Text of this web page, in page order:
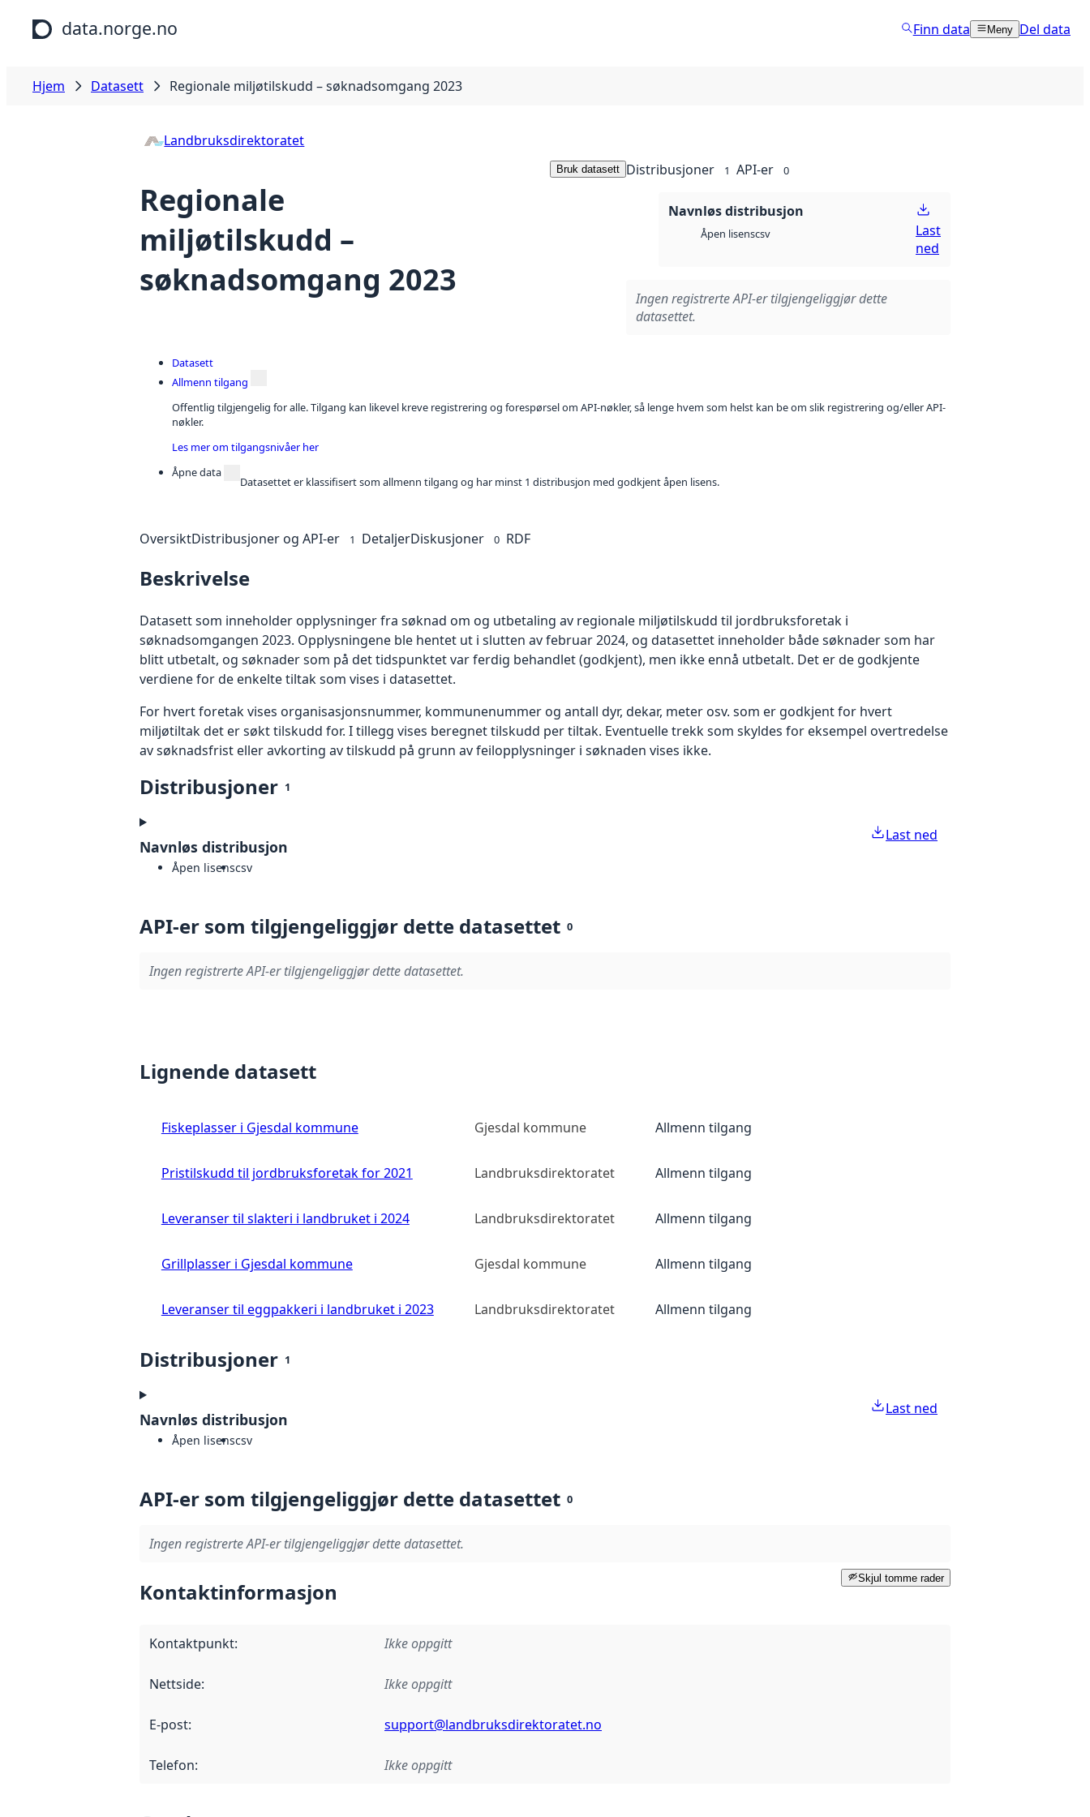
Hopp til hovedinnhold
data.norge.no Finn data Meny Del data
Hjem Datasett Regionale miljøtilskudd – søknadsomgang 2023
Landbruksdirektoratet
Regionale
miljøtilskudd –
søknadsomgang 2023
Bruk datasett Distribusjoner 1 API-er 0
Navnløs distribusjon
Åpen lisenscsv
Last
ned
Ingen registrerte API-er tilgjengeliggjør dette
datasettet.
Datasett
Allmenn tilgang
Offentlig tilgjengelig for alle. Tilgang kan likevel kreve registrering og forespørsel om API-nøkler, så lenge hvem som helst kan be om slik registrering og/eller API-
nøkler.
Les mer om tilgangsnivåer her
Åpne data
Datasettet er klassifisert som allmenn tilgang og har minst 1 distribusjon med godkjent åpen lisens.
OversiktDistribusjoner og API-er 1 DetaljerDiskusjoner 0 RDF
Beskrivelse
Datasett som inneholder opplysninger fra søknad om og utbetaling av regionale miljøtilskudd til jordbruksforetak i
søknadsomgangen 2023. Opplysningene ble hentet ut i slutten av februar 2024, og datasettet inneholder både søknader som har
blitt utbetalt, og søknader som på det tidspunktet var ferdig behandlet (godkjent), men ikke ennå utbetalt. Det er de godkjente
verdiene for de enkelte tiltak som vises i datasettet.
For hvert foretak vises organisasjonsnummer, kommunenummer og antall dyr, dekar, meter osv. som er godkjent for hvert
miljøtiltak det er søkt tilskudd for. I tillegg vises beregnet tilskudd per tiltak. Eventuelle trekk som skyldes for eksempel overtredelse
av søknadsfrist eller avkorting av tilskudd på grunn av feilopplysninger i søknaden vises ikke.
Distribusjoner 1
Navnløs distribusjon
Åpen lisenscsv
Last ned
API-er som tilgjengeliggjør dette datasettet 0
Ingen registrerte API-er tilgjengeliggjør dette datasettet.
Lignende datasett
Fiskeplasser i Gjesdal kommune Gjesdal kommune Allmenn tilgang
Pristilskudd til jordbruksforetak for 2021 Landbruksdirektoratet Allmenn tilgang
Leveranser til slakteri i landbruket i 2024 Landbruksdirektoratet Allmenn tilgang
Grillplasser i Gjesdal kommune Gjesdal kommune Allmenn tilgang
Leveranser til eggpakkeri i landbruket i 2023 Landbruksdirektoratet Allmenn tilgang
Distribusjoner 1
Navnløs distribusjon
Åpen lisenscsv
Last ned
API-er som tilgjengeliggjør dette datasettet 0
Ingen registrerte API-er tilgjengeliggjør dette datasettet.
Skjul tomme rader
Kontaktinformasjon
Kontaktpunkt: Ikke oppgitt
Nettside: Ikke oppgitt
E-post: support@landbruksdirektoratet.no
Telefon: Ikke oppgitt